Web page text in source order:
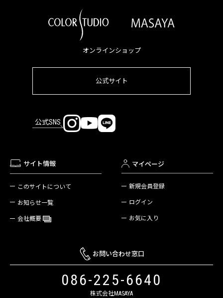
オンラインショップ
公式サイト
公式SNS
サイト情報
このサイトについて
お知らせ一覧
会社概要
マイページ
新規会員登録
ログイン
お気に入り
お問い合わせ窓口
086-225-6640
株式会社MASAYA